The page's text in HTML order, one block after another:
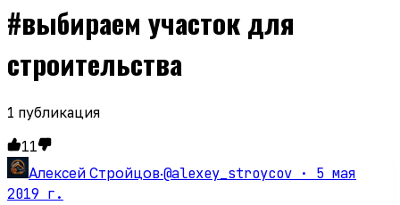
#выбираем участок для
строительства
1 публикация
11
Алексей Стройцов·@alexey_stroycov · 5 мая
2019 г.